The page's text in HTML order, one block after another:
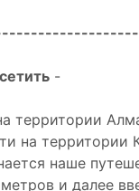
-
территории
на территории
наше
и далее